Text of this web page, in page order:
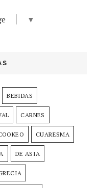
▼
BEBIDAS
CARNES
CUARESMA
DE ASIA